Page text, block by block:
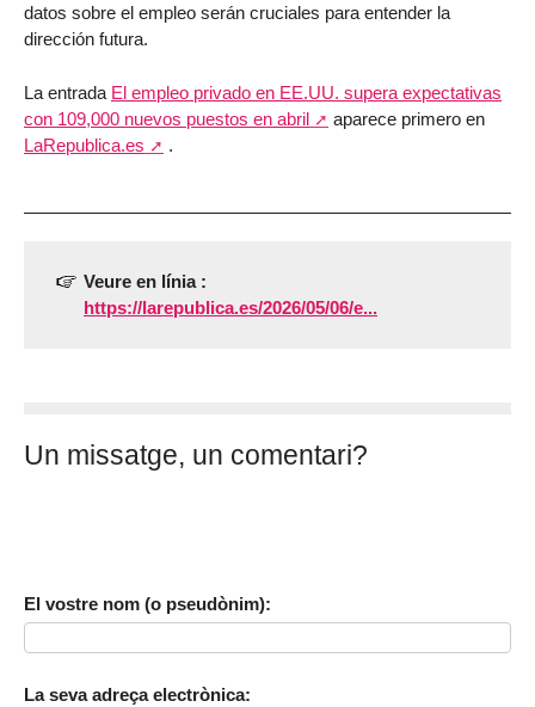
datos sobre el empleo serán cruciales para entender la
dirección futura.
La entrada El empleo privado en EE.UU. supera expectativas
con 109,000 nuevos puestos en abril
aparece primero en
LaRepublica.es
.
Veure en línia :
https://larepublica.es/2026/05/06/e...
Un missatge, un comentari?
El vostre nom (o pseudònim):
La seva adreça electrònica: